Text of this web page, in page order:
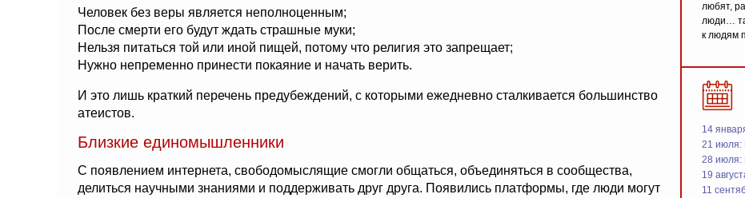
Человек без веры является неполноценным;
После смерти его будут ждать страшные муки;
Нельзя питаться той или иной пищей, потому что религия это запрещает;
Нужно непременно принести покаяние и начать верить.
И это лишь краткий перечень предубеждений, с которыми ежедневно сталкивается большинство
атеистов.
Близкие единомышленники
С появлением интернета, свободомыслящие смогли общаться, объединяться в сообщества,
делиться научными знаниями и поддерживать друг друга. Появились платформы, где люди могут
любят,
люди…
к людям
14
21 июля:
28 июля:
19
11